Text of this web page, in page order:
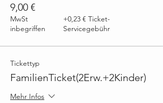
9,00 €
MwSt
inbegriffen
+0,23 € Ticket-
Servicegebühr
Tickettyp
FamilienTicket(2Erw.+2Kinder)
Mehr Infos